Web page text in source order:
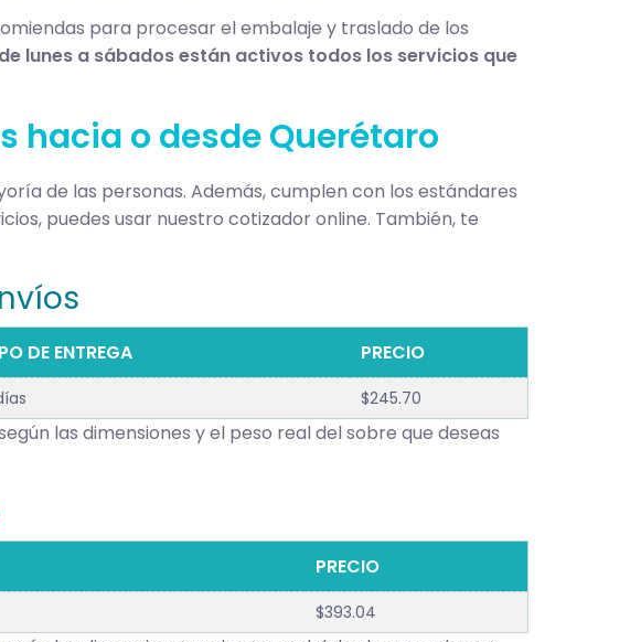
para procesar el embalaje y traslado de los
de lunes a sábados están activos todos los servicios que
hacia o desde Querétaro
de las personas. Además, cumplen con los estándares
puedes usar nuestro cotizador online. También, te
DE ENTREGA PRECIO
$245.70
las dimensiones y el peso real del sobre que deseas
PRECIO
$393.04